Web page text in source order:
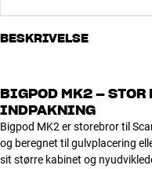
BESKRIVELSE
BIGPOD MK2 –
INDPAKNING
Bigpod MK2 er storebror til
og beregnet til gulvplacering
sit større kabinet og